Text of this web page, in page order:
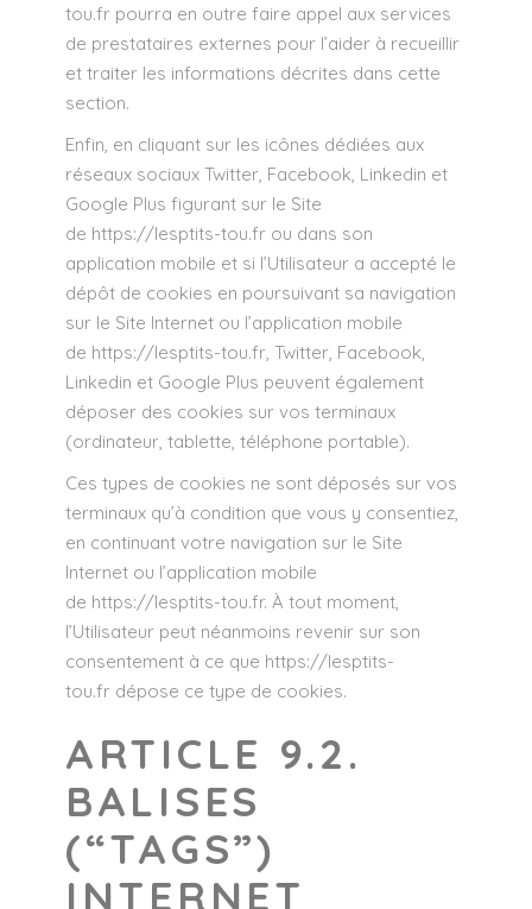
tou.fr pourra en outre faire appel aux services
de prestataires externes pour l’aider à recueillir
et traiter les informations décrites dans cette
section.
Enfin, en cliquant sur les icônes dédiées aux
réseaux sociaux Twitter, Facebook, Linkedin et
Google Plus figurant sur le Site
de https://lesptits-tou.fr ou dans son
application mobile et si l’Utilisateur a accepté le
dépôt de cookies en poursuivant sa navigation
sur le Site Internet ou l’application mobile
de https://lesptits-tou.fr , Twitter, Facebook,
Linkedin et Google Plus peuvent également
déposer des cookies sur vos terminaux
(ordinateur, tablette, téléphone portable).
Ces types de cookies ne sont déposés sur vos
terminaux qu’à condition que vous y consentiez,
en continuant votre navigation sur le Site
Internet ou l’application mobile
de https://lesptits-tou.fr. À tout moment,
l’Utilisateur peut néanmoins revenir sur son
consentement à ce que https://lesptits-
tou.fr dépose ce type de cookies.
ARTICLE 9.2.
BALISES
(“TAGS”)
INTERNET